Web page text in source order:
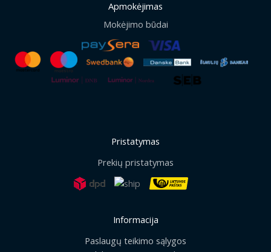
Apmokėjimas
Mokėjimo būdai
Pristatymas
Prekių pristatymas
Informacija
Paslaugų teikimo sąlygos